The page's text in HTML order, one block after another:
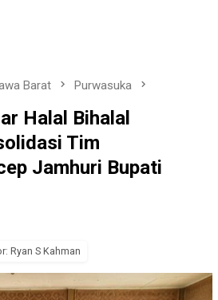
Barat Purwasuka
Halal Bihalal
Tim
Jamhuri Bupati
Ryan S Kahman